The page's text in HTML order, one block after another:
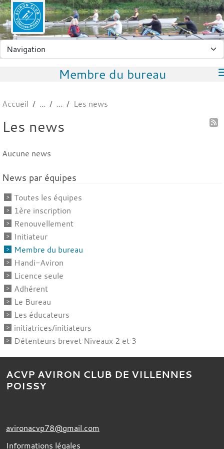
Membre du bureau
Accueil Les news
Les news
Aucune news
News par équipes
Toutes les équipes
1ère inscription
Renouvellement
Initiateur
Membre du bureau
Handi-Aviron
Licence seule
Adhérent
Le Bureau
Les éducateurs
initiatrices/initiateurs
Détenteurs brevet Niveaux 2 et 3
ACVP AVIRON CLUB DE VILLENNES
POISSY
avironacvp78@gmail.com
Informations légales
Panneau de gestion des cookies